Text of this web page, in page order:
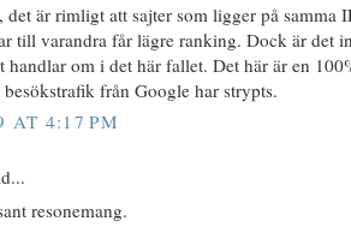
det är rimligt att sajter som ligger på samma
till varandra får lägre ranking. Dock är det
handlar om i det här fallet. Det här är en
från Google har strypts.
AT 4:17 PM
resonemang.